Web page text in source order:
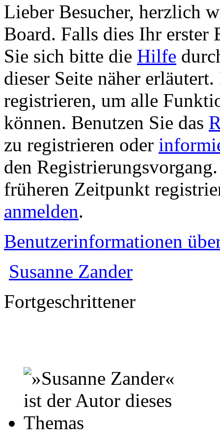
Lieber Besucher, herzlich
Board. Falls dies Ihr erster
Sie sich bitte die Hilfe
dieser Seite näher
registrieren, um alle
können. Benutzen Sie das
zu registrieren oder
den
früheren Zeitpunkt
anmelden.
Benutzerinformationen
Susanne Zander
Fortgeschrittener